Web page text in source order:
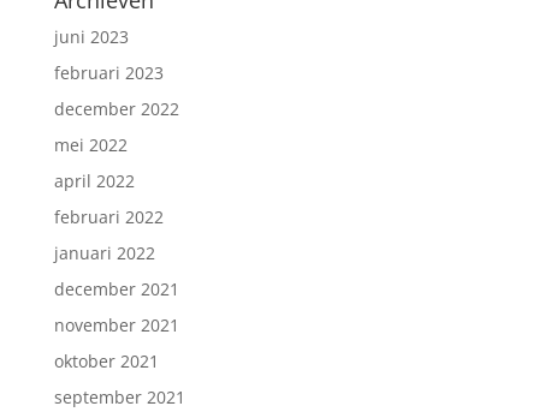
juni 2023
februari 2023
december 2022
mei 2022
april 2022
februari 2022
januari 2022
december 2021
november 2021
oktober 2021
september 2021